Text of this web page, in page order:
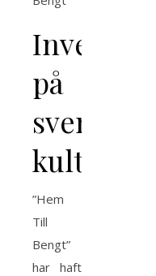
Inverkan
på
svensk
kultur
”Hem
Till
Bengt”
har haft